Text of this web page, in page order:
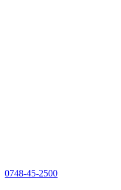
0748-45-2500